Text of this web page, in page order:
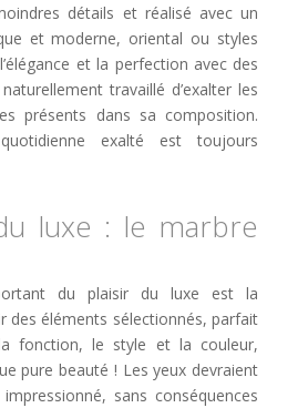
détails et réalisé avec un
et moderne, oriental ou styles
et la perfection avec des
travaillé d’exalter les
présents dans sa composition.
exalté est toujours
luxe : le marbre
du plaisir du luxe est la
des éléments sélectionnés, parfait
fonction, le style et la couleur,
pure beauté ! Les yeux devraient
sans conséquences